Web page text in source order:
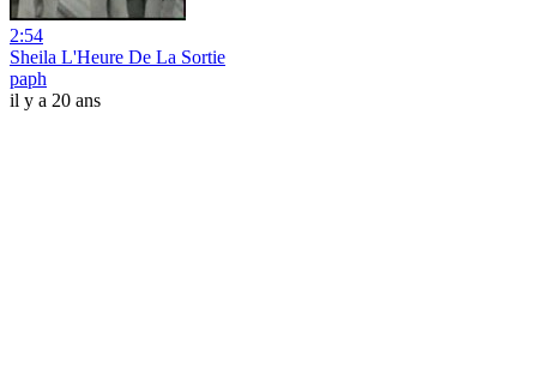
2:54
Sheila L'Heure De La Sortie
paph
il y a 20 ans